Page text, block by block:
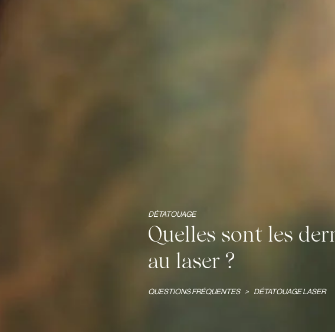
DÉTATOUAGE
Quelles sont les
au laser ?
QUESTIONS FRÉQUENTES > DÉTATOUAGE LASER